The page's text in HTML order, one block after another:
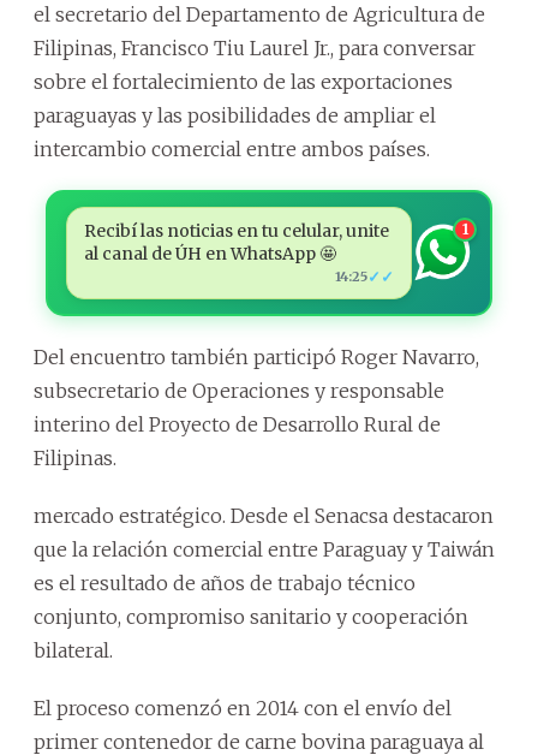
el secretario del Departamento de Agricultura de
Filipinas, Francisco Tiu Laurel Jr., para conversar
sobre el fortalecimiento de las exportaciones
paraguayas y las posibilidades de ampliar el
intercambio comercial entre ambos países.
Recibí las noticias en tu celular, unite
al canal de ÚH en WhatsApp 🤩
14:25✓✓
1
Del encuentro también participó Roger Navarro,
subsecretario de Operaciones y responsable
interino del Proyecto de Desarrollo Rural de
Filipinas.
mercado estratégico. Desde el Senacsa destacaron
que la relación comercial entre Paraguay y Taiwán
es el resultado de años de trabajo técnico
conjunto, compromiso sanitario y cooperación
bilateral.
El proceso comenzó en 2014 con el envío del
primer contenedor de carne bovina paraguaya al